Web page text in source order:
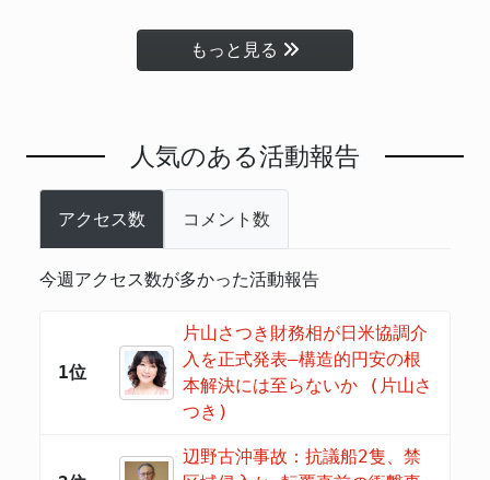
もっと見る
人気のある活動報告
アクセス数 コメント数
今週アクセス数が多かった活動報告
1位
片山さつき財務相が日米協調介
入を正式発表―構造的円安の根
本解決には至らないか (片山さ
つき)
辺野古沖事故：抗議船2隻、禁